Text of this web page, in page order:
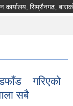
सिम्रौनगढ,
गरिएको
सबै